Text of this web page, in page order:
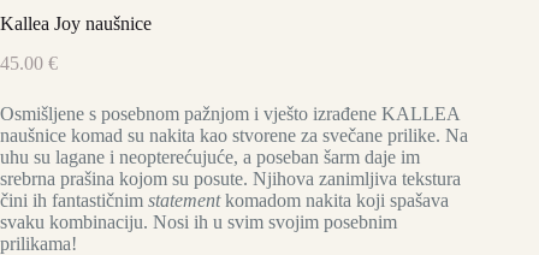
Kallea Joy naušnice
45.00 €
Osmišljene s posebnom pažnjom i vješto izrađene KALLEA
naušnice komad su nakita kao stvorene za svečane prilike. Na
uhu su lagane i neopterećujuće, a poseban šarm daje im
srebrna prašina kojom su posute. Njihova zanimljiva tekstura
čini ih fantastičnim statementkomadom nakita koji spašava
svaku kombinaciju. Nosi ih u svim svojim posebnim
prilikama!